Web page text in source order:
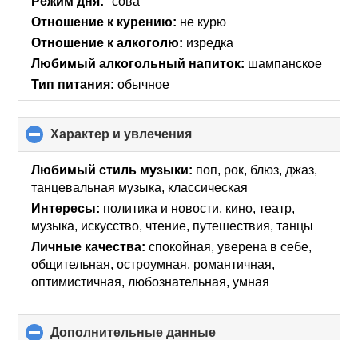
Отношение к курению: не курю
Отношение к алкоголю: изредка
Любимый алкогольный напиток: шампанское
Тип питания: обычное
Характер и увлечения
to
collapse
contents
Любимый стиль музыки: поп, рок, блюз, джаз,
танцевальная музыка, классическая
Интересы: политика и новости, кино, театр,
музыка, искусcтво, чтение, путешествия, танцы
Личные качества: спокойная, уверена в себе,
общительная, остроумная, романтичная,
оптимистичная, любознательная, умная
Дополнительные данные